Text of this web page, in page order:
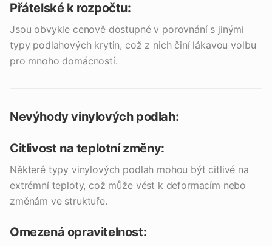
Přátelské k rozpočtu:
Jsou obvykle cenově dostupné v porovnání s jinými
typy podlahových krytin, což z nich činí lákavou volbu
pro mnoho domácností.
Nevýhody vinylových podlah:
Citlivost na teplotní změny:
Některé typy vinylových podlah mohou být citlivé na
extrémní teploty, což může vést k deformacím nebo
změnám ve struktuře.
Omezená opravitelnost: